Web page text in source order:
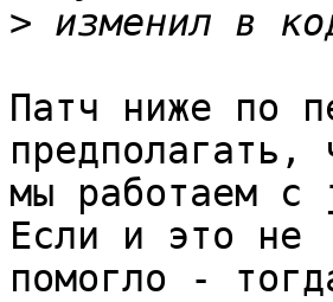
>
Патч ниже по
предполагать,
мы работаем
Если и это не
помогло -